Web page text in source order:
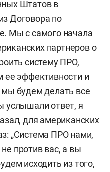
Штатов в
Договора по
Мы с самого начала
партнеров о
систему ПРО,
ее эффективности и
будем делать все
услышали ответ, я
для американских
„Система ПРО нами,
против вас, а вы
исходить из того,